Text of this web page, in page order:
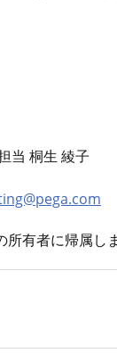
当 桐生 綾子
有者に帰属しま